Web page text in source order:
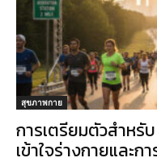
สุขภาพกาย
การเตรียมตัวสำหรั
เข้าใจร่างกายและก